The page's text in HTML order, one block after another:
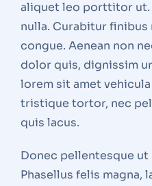
aliquet leo porttitor ut.
nulla. Curabitur finibus
congue. Aenean non
dolor quis, dignissim
lorem sit amet
tristique tortor, nec
quis lacus.
Donec pellentesque
Phasellus felis magna,